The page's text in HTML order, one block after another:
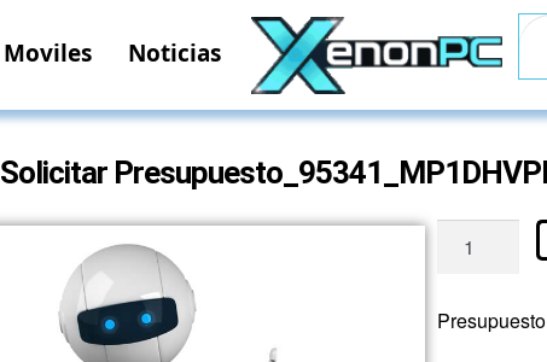
Moviles Noticias
Solicitar